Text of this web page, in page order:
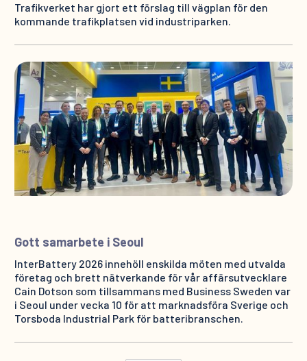
Trafikverket har gjort ett förslag till vägplan för den
kommande trafikplatsen vid industriparken.
Gott samarbete i Seoul
InterBattery 2026 innehöll enskilda möten med utvalda
företag och brett nätverkande för vår affärsutvecklare
Cain Dotson som tillsammans med Business Sweden var
i Seoul under vecka 10 för att marknadsföra Sverige och
Torsboda Industrial Park för batteribranschen.